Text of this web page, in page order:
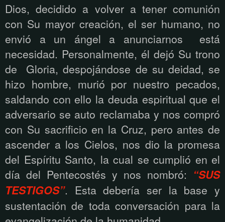
Dios, decidido a volver a tener comunión
con Su mayor creación, el ser humano, no
envió a un ángel a anunciarnos está
necesidad. Personalmente, él dejó Su trono
de Gloria, despojándose de su deidad, se
hizo hombre, murió por nuestro pecados,
saldando con ello la deuda espiritual que el
adversario se auto reclamaba y nos compró
con Su sacrificio en la Cruz, pero antes de
ascender a los Cielos, nos dio la promesa
del Espíritu Santo, la cual se cumplió en el
día del Pentecostés y nos nombró: “SUS
TESTIGOS”. Esta debería ser la base y
sustentación de toda conversación para la